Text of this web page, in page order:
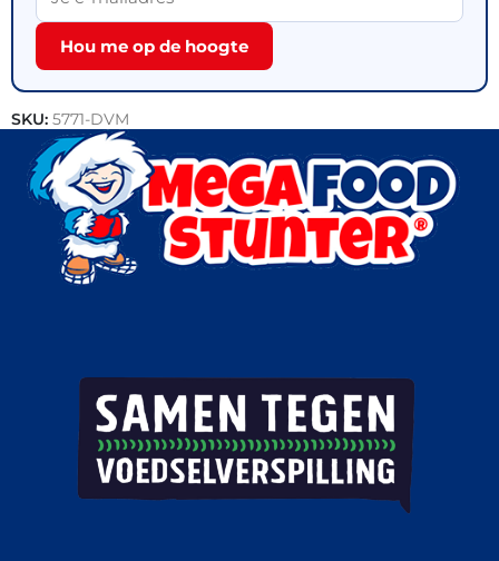
Hou me op de hoogte
SKU: 5771-DVM
Categorie: Snacks